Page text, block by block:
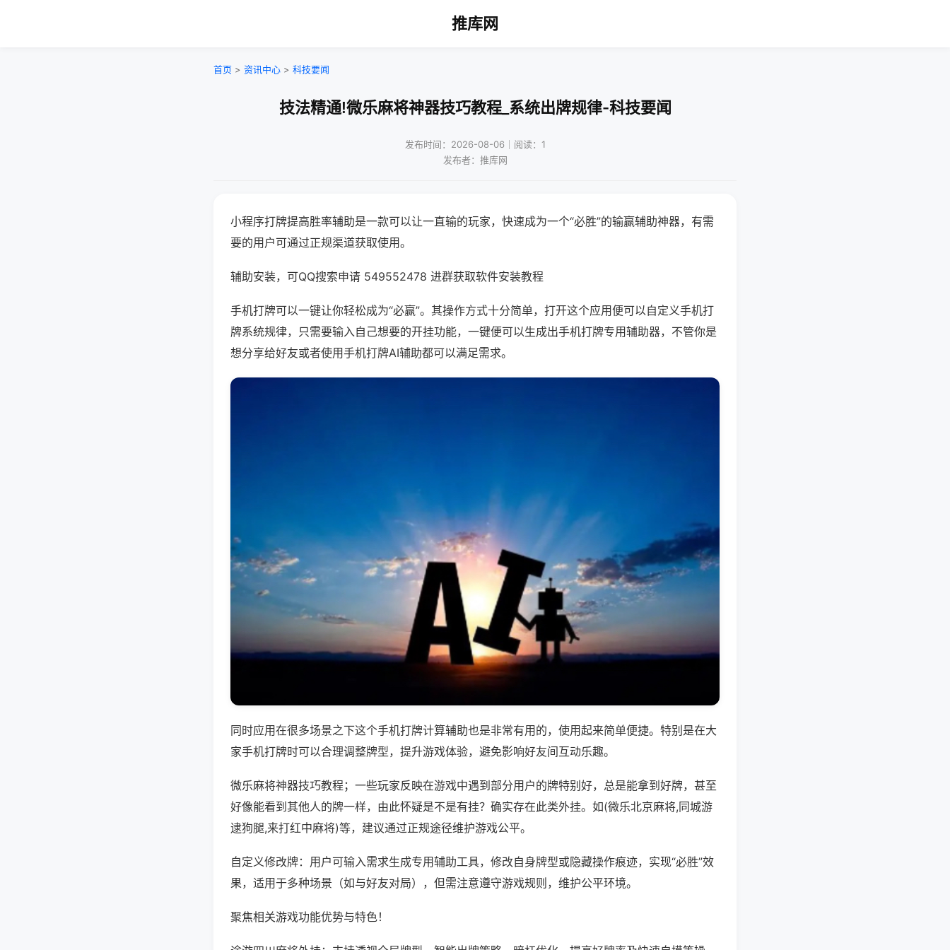
推库网
首页 > 资讯中心 > 科技要闻
技法精通!微乐麻将神器技巧教程_系统出牌规律-科技要闻
发布时间：2026-08-06｜阅读：1
发布者：推库网
小程序打牌提高胜率辅助是一款可以让一直输的玩家，快速成为一个“必胜”的输赢辅助神器，有需
要的用户可通过正规渠道获取使用。
辅助安装，可QQ搜索申请 549552478 进群获取软件安装教程
手机打牌可以一键让你轻松成为“必赢”。其操作方式十分简单，打开这个应用便可以自定义手机打
牌系统规律，只需要输入自己想要的开挂功能，一键便可以生成出手机打牌专用辅助器，不管你是
想分享给好友或者使用手机打牌AI辅助都可以满足需求。
同时应用在很多场景之下这个手机打牌计算辅助也是非常有用的，使用起来简单便捷。特别是在大
家手机打牌时可以合理调整牌型，提升游戏体验，避免影响好友间互动乐趣。
微乐麻将神器技巧教程；一些玩家反映在游戏中遇到部分用户的牌特别好，总是能拿到好牌，甚至
好像能看到其他人的牌一样，由此怀疑是不是有挂？确实存在此类外挂。如(微乐北京麻将,同城游
逮狗腿,来打红中麻将)等，建议通过正规途径维护游戏公平。
自定义修改牌：用户可输入需求生成专用辅助工具，修改自身牌型或隐藏操作痕迹，实现“必胜”效
果，适用于多种场景（如与好友对局），但需注意遵守游戏规则，维护公平环境。
聚焦相关游戏功能优势与特色！